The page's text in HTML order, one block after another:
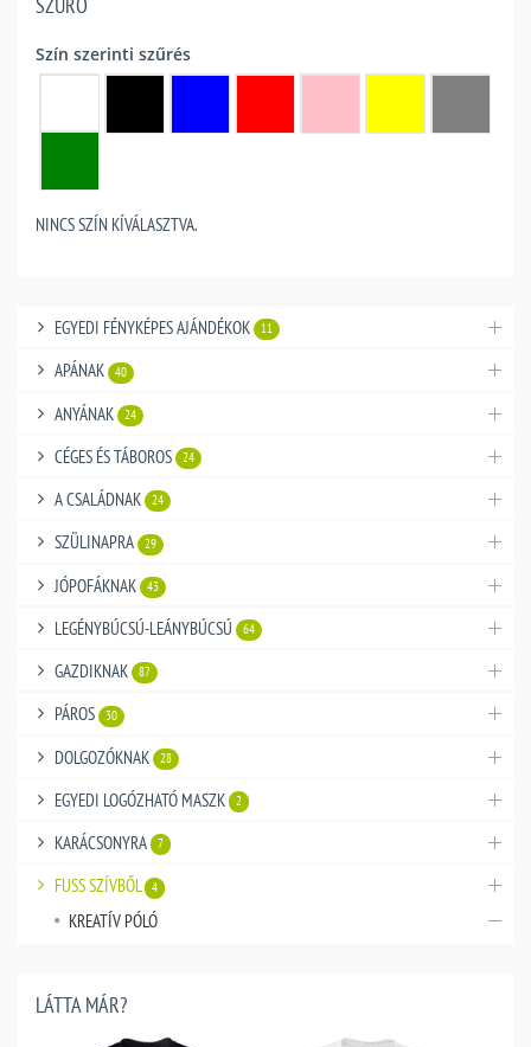
Szín szerinti szűrés
NINCS SZÍN KÍVÁLASZTVA.
EGYEDI FÉNYKÉPES AJÁNDÉKOK 11
APÁNAK 40
ANYÁNAK 24
CÉGES ÉS TÁBOROS 24
A CSALÁDNAK 24
SZÜLINAPRA 29
JÓPOFÁKNAK 43
LEGÉNYBÚCSÚ-LEÁNYBÚCSÚ 64
GAZDIKNAK 87
PÁROS 30
DOLGOZÓKNAK 28
EGYEDI LOGÓZHATÓ MASZK 2
KARÁCSONYRA 7
FUSS SZÍVBŐL 4
KREATÍV PÓLÓ
LÁTTA MÁR?